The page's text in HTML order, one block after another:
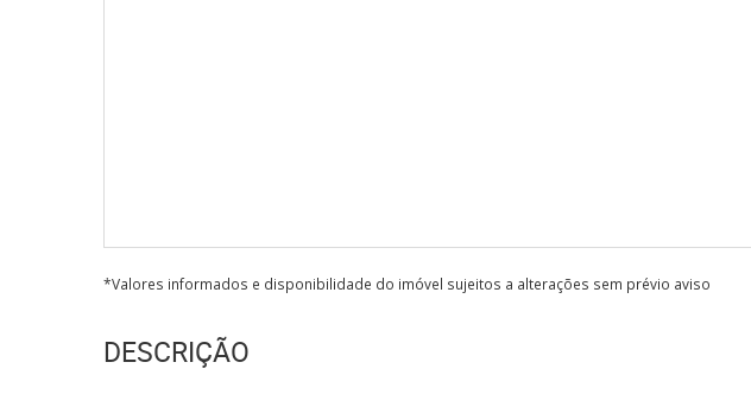
*Valores informados e disponibilidade do imóvel sujeitos a alterações sem prévio aviso
DESCRIÇÃO